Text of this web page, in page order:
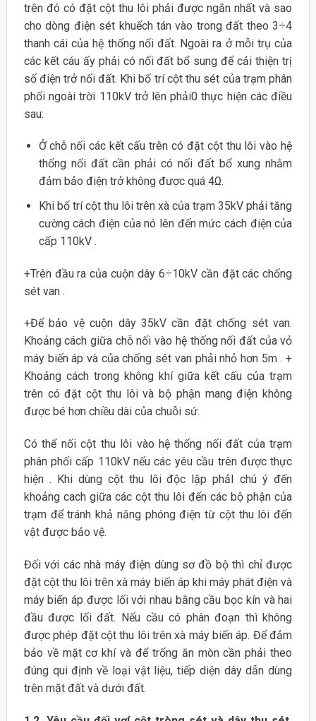
trên đó có đặt cột thu lôi phải được ngắn nhất và sao
cho dòng điện sét khuếch tán vào trong đất theo 3÷4
thanh cái của hệ thống nối đất. Ngoài ra ở mỗi trụ của
các kết cáu ấy phải có nối đất bổ sung để cải thiện trị
số điện trở nối đất. Khi bố trí cột thu sét của trạm phân
phối ngoài trời 110kV trở lên phải0 thực hiện các điều
sau:
Ở chỗ nối các kết cấu trên có đặt cột thu lôi vào hệ
thống nối đất cần phải có nối đất bổ xung nhằm
đảm bảo điện trở không được quá 4Ω.
Khi bố trí cột thu lôi trên xà của trạm 35kV phải tăng
cường cách điện của nó lên đến mức cách điện của
cấp 110kV .
+Trên đầu ra của cuộn dây 6÷10kV cần đặt các chống
sét van .
+Để bảo vệ cuộn dây 35kV cần đặt chống sét van.
Khoảng cách giữa chỗ nối vào hệ thống nối đất của vỏ
máy biến áp và của chống sét van phải nhỏ hơn 5m . +
Khoảng cách trong không khí giữa kết cấu của trạm
trên có đặt cột thu lôi và bộ phận mang điện không
được bé hơn chiều dài của chuỗi sứ.
Có thể nối cột thu lôi vào hệ thống nối đất của trạm
phân phối cấp 110kV nếu các yêu cầu trên được thực
hiện . Khi dùng cột thu lôi độc lập phảI chú ý đến
khoảng cach giữa các cột thu lôi đến các bộ phận của
trạm để tránh khả năng phóng điện từ cột thu lôi đến
vật được bảo vệ.
Đối với các nhà máy điện dùng sơ đồ bộ thì chỉ được
đặt cột thu lôi trên xà máy biến áp khi máy phát điện và
máy biến áp được lối với nhau bằng cầu bọc kín và hai
đầu được lối đất. Nếu cầu có phân đoạn thì không
được phép đặt cột thu lôi trên xà máy biến áp. Để đảm
bảo về mặt cơ khí và để trống ăn mòn cần phải theo
đúng qui định về loại vật liệu, tiếp diện dây dẫn dùng
trên mặt đất và dưới đất.